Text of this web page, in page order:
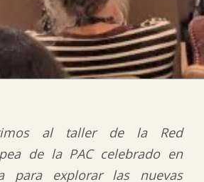
al taller de la Red
de la PAC celebrado en
para explorar las nuevas